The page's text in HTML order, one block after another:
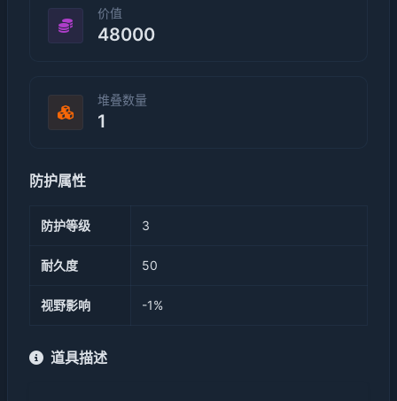
价值
48000
堆叠数量
1
防护属性
防护等级 3
耐久度 50
视野影响 -1%
道具描述